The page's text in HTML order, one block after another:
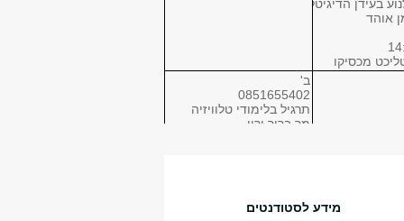
בעידן הדיגיטלי
אוהד
ב'
0851655402
תרגיל בלימודי טלוויזיה
מר ברוך ירון
0851000501
בקיאות בסרטים
מידע לסטודנטים